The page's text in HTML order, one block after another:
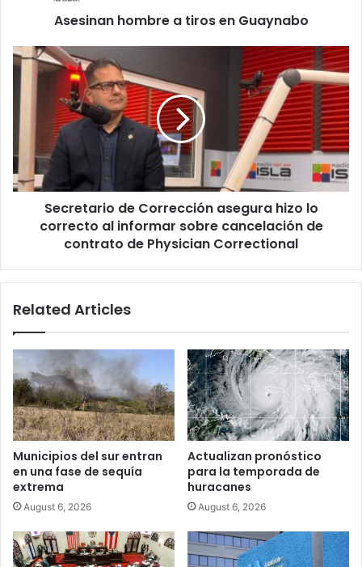
Asesinan hombre a tiros en Guaynabo
Secretario
Corrección
correcto
al
informar
cancelación
de
Correctional
Secretario de Corrección asegura hizo lo
correcto al informar sobre cancelación de
contrato de Physician Correctional
Related Articles
Municipios del sur entran
en una fase de sequía
extrema
August 6, 2026
Actualizan pronóstico
para la temporada de
huracanes
August 6, 2026